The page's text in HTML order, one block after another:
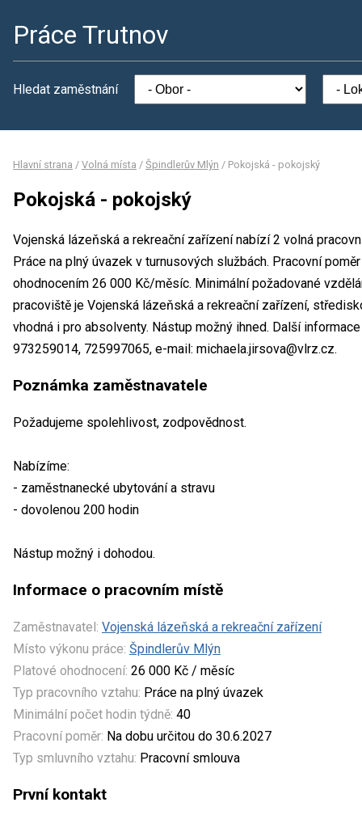
Práce Trutnov
Hledat zaměstnání
Hlavní strana / Volná místa / Špindlerův Mlýn / Pokojská - pokojský
Pokojská - pokojský
Vojenská lázeňská a rekreační zařízení nabízí 2 volná
Práce na plný úvazek v turnusových službách. Pracovní
ohodnocením 26 000 Kč/měsíc. Minimální požadované
pracoviště je Vojenská lázeňská a rekreační zařízení,
vhodná i pro absolventy. Nástup možný ihned. Další
973259014, 725997065, e-mail: michaela.jirsova@vlrz.cz.
Poznámka zaměstnavatele
Požadujeme spolehlivost, zodpovědnost.
Nabízíme:
- zaměstnanecké ubytování a stravu
- dovolenou 200 hodin
Nástup možný i dohodou.
Informace o pracovním místě
Zaměstnavatel: Vojenská lázeňská a rekreační zařízení
Místo výkonu práce: Špindlerův Mlýn
Platové ohodnocení: 26 000 Kč / měsíc
Typ pracovního vztahu: Práce na plný úvazek
Minimální počet hodin týdně: 40
Pracovní poměr: Na dobu určitou do 30.6.2027
Typ smluvního vztahu: Pracovní smlouva
První kontakt